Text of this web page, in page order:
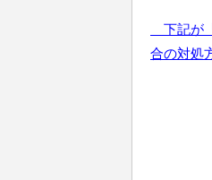
下記が
合の対処